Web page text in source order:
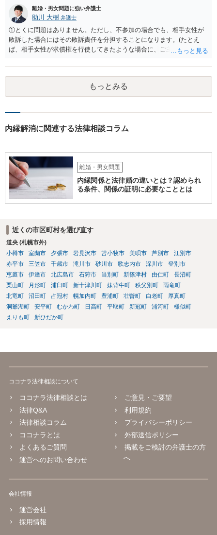
が養子縁組した場合には、親権者変更の申立ては認められないとする
最高裁判例があり、その判例で述べられている理由は民法819条5項の
場面でも同様であると考えられるからです。
離婚・男女問題に強い弁護士
助川 大樹 弁護士
①とくに問題はありません。ただし、不参加の場合でも、相手女性が
敗訴した場合にはその敗訴責任を分担することになります。(たとえ
ば、相手女性が求償権を行使してきたような場合に、ご主人から、今
能性もあるでしょうが、真相は分かりません。 ③ならないと思いま
す。 ④- ⑤それにはなりえます。 ⑥一般論ですが、裁判官は証拠に基
づいて事実を認定するわけですから、証拠が大切です。 証拠をきちん
と整えての訴訟提起だとは思いますが、これからでも整えられるので
います。具体的な事情が分かりかねますので、幅のありすぎる回答で
ば幸いです。
もっとみる
内縁解消に関連する法律相談コラム
離婚・男女問題
内縁関係と法律婚の違いとは？認められ
る条件、関係の証明に必要なこととは
近くの市区町村を選び直す
道央 (札幌市外)
小樽市
室蘭市 夕張市 岩見沢市 苫小牧市 美唄市 芦別市
江別市
赤平市
三笠市 千歳市 滝川市 砂川市 歌志内市 深川市
登別市
恵庭市
伊達市 北広島市 石狩市 当別町 新篠津村 由仁町
長沼町
栗山町
月形町 浦臼町 新十津川町 妹背牛町 秩父別町
雨竜町
北竜町
沼田町 占冠村 幌加内町 豊浦町 壮瞥町 白老町
厚真町
洞爺湖町
安平町 むかわ町 日高町 平取町 新冠町 浦河町
様似町
えりも町
新ひだか町
ココナラ法律相談について
ココナラ法律相談とは
法律Q&A
法律相談コラム
ココナラとは
よくあるご質問
運営へのお問い合わせ
ご意見・ご要望
利用規約
プライバシーポリシー
外部送信ポリシー
掲載をご検討の弁護士の方
へ
会社情報
運営会社
採用情報